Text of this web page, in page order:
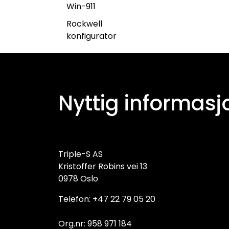
Win-911
Rockwell
konfigurator
Nyttig
Triple-S AS
Kristoffer Robins vei 13
0978 Oslo
Telefon: +47 22 79 05 20
Org.nr: 958 971 184